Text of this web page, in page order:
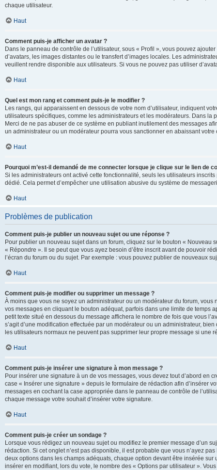
chaque utilisateur.
Haut
Comment puis-je afficher un avatar ?
Dans le panneau de contrôle de l’utilisateur, sous « Profil », vous pouvez
d’avatars, les images distantes ou le transfert d’images locales. Les
veuillent rendre disponible aux utilisateurs. Si vous ne pouvez pas utiliser
Haut
Quel est mon rang et comment puis-je le modifier ?
Les rangs, qui apparaissent en dessous de votre nom d’utilisateur, indiquent
utilisateurs spécifiques, comme les administrateurs et les modérateurs. Dans
Merci de ne pas abuser de ce système en publiant inutilement des messages
un administrateur ou un modérateur pourra vous sanctionner en abaissant votre
Haut
Pourquoi m’est-il demandé de me connecter lorsque je clique sur le lien de
Si les administrateurs ont activé cette fonctionnalité, seuls les utilisateurs
dédié. Cela permet d’empêcher une utilisation abusive du système de
Haut
Problèmes de publication
Comment puis-je publier un nouveau sujet ou une réponse ?
Pour publier un nouveau sujet dans un forum, cliquez sur le bouton «
« Répondre ». Il se peut que vous ayez besoin d’être inscrit avant de pouvoir
l’écran du forum ou du sujet. Par exemple : vous pouvez publier de nouveaux
Haut
Comment puis-je modifier ou supprimer un message ?
À moins que vous ne soyez un administrateur ou un modérateur du forum,
vos messages en cliquant le bouton adéquat, parfois dans une limite de temps
petit texte situé en dessous du message affichera le nombre de fois que vous
s’agit d’une modification effectuée par un modérateur ou un administrateur,
les utilisateurs normaux ne peuvent pas supprimer leur propre message si une
Haut
Comment puis-je insérer une signature à mon message ?
Pour insérer une signature à un de vos messages, vous devez tout d’abord en
case « Insérer une signature » depuis le formulaire de rédaction afin d’insérer
messages en cochant la case appropriée dans le panneau de contrôle de
chaque message votre souhait d’insérer votre signature.
Haut
Comment puis-je créer un sondage ?
Lorsque vous rédigez un nouveau sujet ou modifiez le premier message d’un
rédaction. Si cet onglet n’est pas disponible, il est probable que vous n’ayez
deux options dans les champs adéquats, chaque option devant être insérée
insérer en modifiant, lors du vote, le nombre des « Options par utilisateur ».